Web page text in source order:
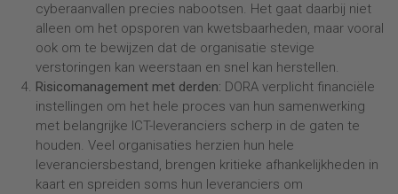
cyberaanvallen precies nabootsen. Het gaat daarbij niet
alleen om het opsporen van kwetsbaarheden, maar vooral
ook om te bewijzen dat de organisatie stevige
verstoringen kan weerstaan en snel kan herstellen.
Risicomanagement met derden: DORA verplicht financiële
instellingen om het hele proces van hun samenwerking
met belangrijke ICT-leveranciers scherp in de gaten te
houden. Veel organisaties herzien hun hele
leveranciersbestand, brengen kritieke afhankelijkheden in
kaart en spreiden soms hun leveranciers om